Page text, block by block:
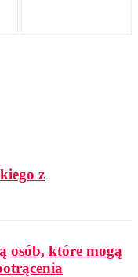
z
osób, które mogą